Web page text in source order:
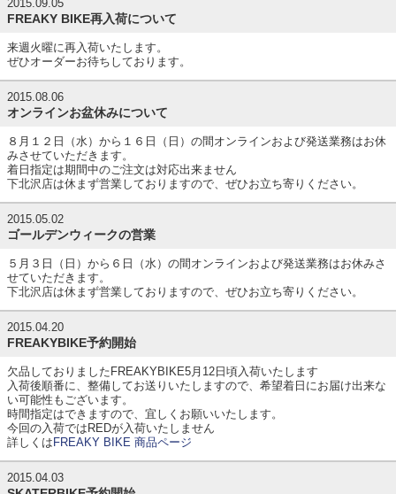
2015.09.05
FREAKY BIKE再入荷について
来週火曜に再入荷いたします。
ぜひオーダーお待ちしております。
2015.08.06
オンラインお盆休みについて
８月１２日（水）から１６日（日）の間オンラインおよび発送業務はお休
みさせていただきます。
着日指定は期間中のご注文は対応出来ません
下北沢店は休まず営業しておりますので、ぜひお立ち寄りください。
2015.05.02
ゴールデンウィークの営業
５月３日（日）から６日（水）の間オンラインおよび発送業務はお休みさ
せていただきます。
下北沢店は休まず営業しておりますので、ぜひお立ち寄りください。
2015.04.20
FREAKYBIKE予約開始
欠品しておりましたFREAKYBIKE5月12日頃入荷いたします
入荷後順番に、整備してお送りいたしますので、希望着日にお届け出来な
い可能性もございます。
時間指定はできますので、宜しくお願いいたします。
今回の入荷ではREDが入荷いたしません
詳しくは FREAKY BIKE 商品ページ
2015.04.03